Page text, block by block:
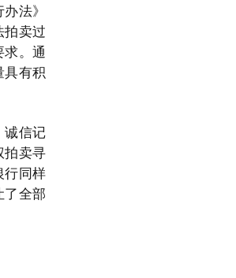
法》
卖过
。通
有积
诚信记
拍卖寻
行同样
全部